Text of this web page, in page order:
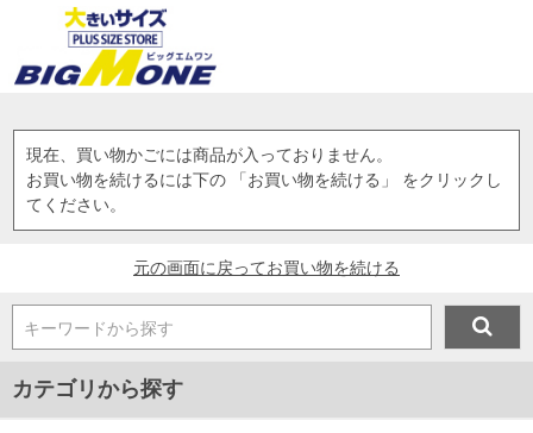
現在、買い物かごには商品が入っておりません。
お買い物を続けるには下の 「お買い物を続ける」 をクリックし
てください。
元の画面に戻ってお買い物を続ける
キーワードから探す
カテゴリから探す